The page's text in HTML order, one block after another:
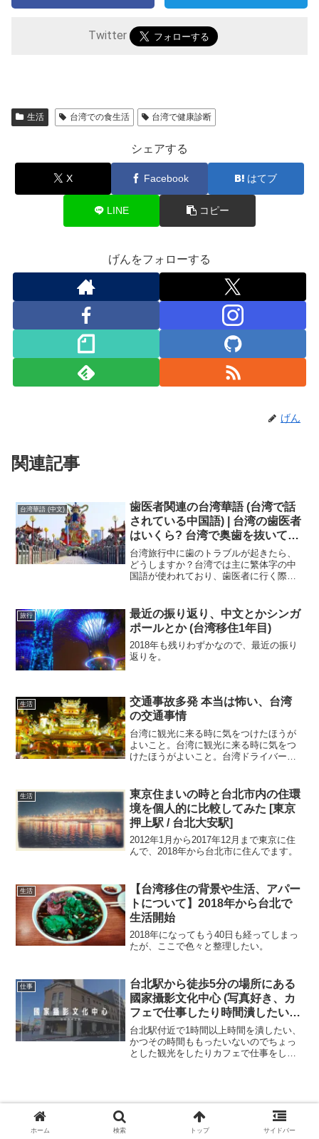
Twitter
生活 台湾での食生活 台湾で健康診断
シェアする
X Facebook はてブ
LINE コピー
げんをフォローする
げん
関連記事
台湾華語 (中文)
歯医者関連の台湾華語 (台湾で話
されている中国語) | 台湾の歯医者
はいくら? 台湾で奥歯を抜いてき
ました
台湾旅行中に歯のトラブルが起きたら、
どうしますか？台湾では主に繁体字の中
国語が使われており、歯医者に行く際に
診所）で役立つ中国語を紹介し、例文を
交えながら解説します。
旅行
最近の振り返り、中文とかシンガ
ポールとか (台湾移住1年目)
2018年も残りわずかなので、最近の振り
返りを。
生活
交通事故多発 本当は怖い、台湾
の交通事情
台湾に観光に来る時に気をつけたほうが
よいこと。台湾に観光に来る時に気をつ
けたほうがよいこと。台湾ドライバーの
車道ではスピード出しまくるし、自動車
の運転手は、特に市街の運転手は原付バ
イクを軽視していて、「おまえらは車道
の端を走らんかい」と言わんばかりにあ
おり運転をしてくる。台湾に移住した1月
8日頃にもさっそくタクシーの事故現場を
見たし、最近も月に1-2回は車道で原付バ
イクが事故って警察待ちの現場に遭遇す
る。
生活
東京住まいの時と台北市内の住環
境を個人的に比較してみた [東京
押上駅 / 台北大安駅]
2012年1月から2017年12月まで東京に住
んで、2018年から台北市に住んでます。
生活
【台湾移住の背景や生活、アパー
トについて】2018年から台北で
生活開始
2018年になってもう40日も経ってしまっ
たが、ここで色々と整理したい。
仕事
台北駅から徒歩5分の場所にある
國家攝影文化中心 (写真好き、カ
フェで仕事したり時間潰したい人
向け)
台北駅付近で1時間以上時間を潰したい、
かつその時間ももったいないのでちょっ
とした観光をしたりカフェで仕事をした
國家攝影文化中心という施設がありま
す。英語では National Center of
Photography and Images といい、台湾や
台北観光の拠点におすすめ南京復興駅近
ホーム 検索 トップ サイドバー